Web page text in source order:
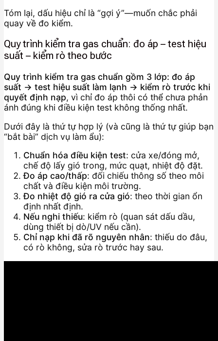
Tóm lại, dấu hiệu chỉ là “gợi ý”—muốn chắc phải
quay về đo kiểm.
Quy trình kiểm tra gas chuẩn: đo áp – test hiệu
suất – kiểm rò theo bước
Quy trình kiểm tra gas chuẩn gồm 3 lớp: đo áp
suất → test hiệu suất làm lạnh → kiểm rò trước khi
quyết định nạp, vì chỉ đo áp thôi có thể chưa phản
ánh đúng khi điều kiện test không thống nhất.
Dưới đây là thứ tự hợp lý (và cũng là thứ tự giúp bạn
“bắt bài” dịch vụ làm ẩu):
Chuẩn hóa điều kiện test: cửa xe/đóng mở,
chế độ lấy gió trong, mức quạt, nhiệt độ đặt.
Đo áp cao/thấp: đối chiếu thông số theo môi
chất và điều kiện môi trường.
Đo nhiệt độ gió ra cửa gió: theo thời gian ổn
định nhất định.
Nếu nghi thiếu: kiểm rò (quan sát dấu dầu,
dùng thiết bị dò/UV nếu cần).
Chỉ nạp khi đã rõ nguyên nhân: thiếu do đâu,
có rò không, sửa rò trước hay sau.